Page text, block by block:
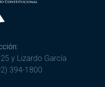
y Lizardo García
394-1800